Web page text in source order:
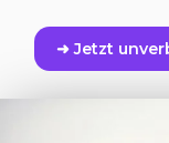
➜ Jetzt